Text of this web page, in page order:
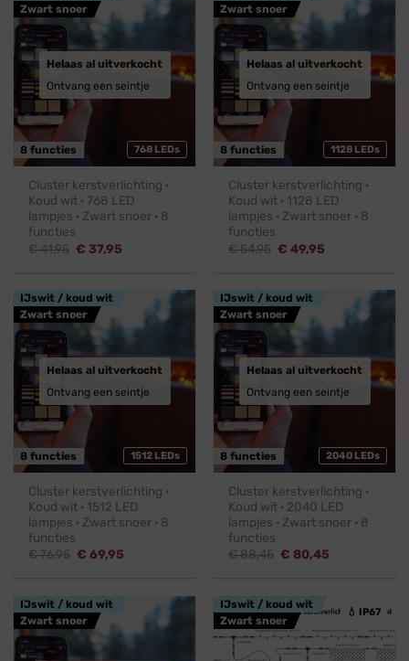
768 LEDs
Zwart snoer
8 functies
Helaas al uitverkocht
Ontvang een seintje
Cluster kerstverlichting ·
Koud wit · 768 LED
lampjes · Zwart snoer · 8
functies
€41,95 Oorspronkelijke
€ 37,95
1128 LEDs
Zwart snoer
8 functies
Helaas al uitverkocht
Ontvang een seintje
Cluster kerstverlichting ·
Koud wit · 1128 LED
lampjes · Zwart snoer · 8
functies
€54,95 Oorspronkelijke
€ 49,95
1512 LEDs
IJswit / koud wit
Zwart snoer
8 functies
Helaas al uitverkocht
Ontvang een seintje
Cluster kerstverlichting ·
Koud wit · 1512 LED
lampjes · Zwart snoer · 8
functies
€76,95 Oorspronkelijke
€ 69,95
2040 LEDs
IJswit / koud wit
Zwart snoer
8 functies
Helaas al uitverkocht
Ontvang een seintje
Cluster kerstverlichting ·
Koud wit · 2040 LED
lampjes · Zwart snoer · 8
functies
€88,45 Oorspronkelijke
€ 80,45
IJswit / koud wit
Zwart snoer
💧 IP67
IJswit / koud wit
Zwart snoer